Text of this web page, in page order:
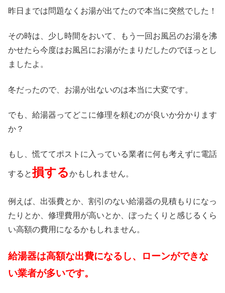
昨日までは問題なくお湯が出てたので本当に突然でした！
その時は、少し時間をおいて、もう一回お風呂のお湯を沸
かせたら今度はお風呂にお湯がたまりだしたのでほっとし
ましたよ。
冬だったので、お湯が出ないのは本当に大変です。
でも、給湯器ってどこに修理を頼むのが良いか分かります
か？
もし、慌ててポストに入っている業者に何も考えずに電話
すると損するかもしれません。
例えば、出張費とか、割引のない給湯器の見積もりになっ
たりとか、修理費用が高いとか、ぼったくりと感じるくら
い高額の費用になるかもしれません。
給湯器は高額な出費になるし、ローンができな
い業者が多いです。